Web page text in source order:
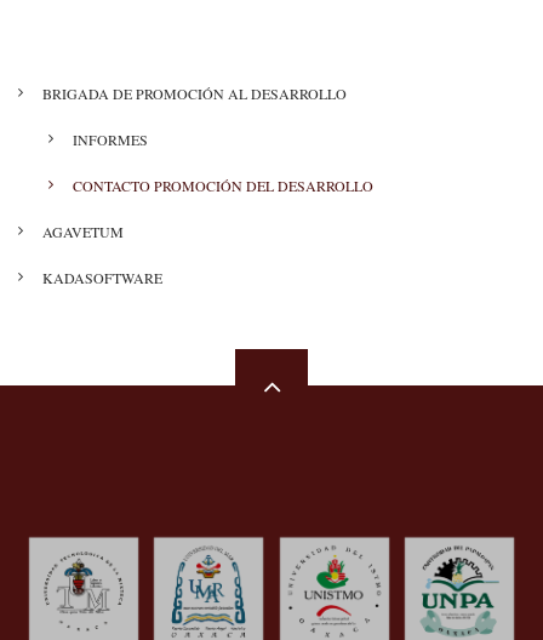
MENÚ
BRIGADA DE PROMOCIÓN AL DESARROLLO
INFORMES
CONTACTO PROMOCIÓN DEL DESARROLLO
AGAVETUM
KADASOFTWARE